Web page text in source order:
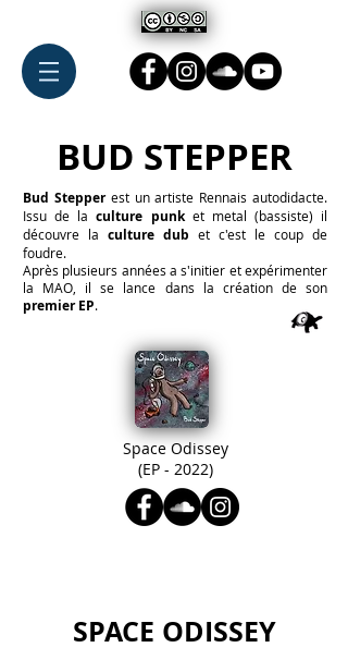
BUD STEPPER
Bud Stepper est un artiste Rennais autodidacte.
Issu de laculture punket metal (bassiste) il
découvre la culture dub et c'est le coup de
foudre.
Après plusieurs années a s'initier et expérimenter
la MAO, il se lance dans la création de son
premier EP.
Space Odissey
(EP - 2022)
SPACE ODISSEY